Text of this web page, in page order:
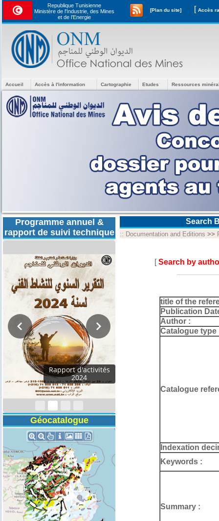
Republique Tunisienne
Ministère de l'Industrie, des Mines
et de l’Energie
[Plan du site] [
Accueil Accès à l'information Cartographie Etudes Ressources
Programme annuel &
rapport de suivi technique
Rapport d'activités
2024
Géocatalogue
Search
:: Documentation and Editions >>
[Search by
title of the
Publication
Author :
Catalogue type
Catalogue
Indexation
Keywords :
Summary :